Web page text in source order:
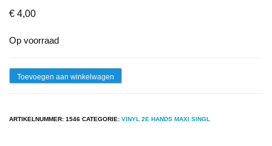
€ 4,00
Op voorraad
Maxi
Toevoegen aan winkelwagen
ARTIKELNUMMER: 1546 CATEGORIE: VINYL 2E HANDS MAXI SINGL